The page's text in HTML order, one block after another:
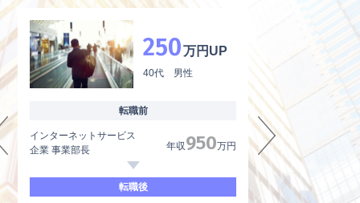
250万円UP
40代 男性
転職前
インターネットサービス
企業 事業部長
年収950万円
転職後
外資系製薬メーカー
品質管理、品質保証